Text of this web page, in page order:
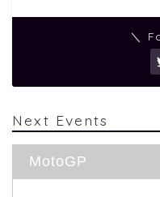
＼
Next Events
MotoGP